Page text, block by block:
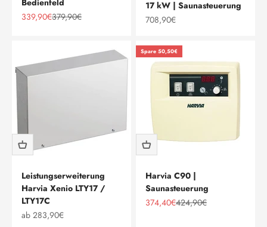
Angebot
339,90€Regulärer Preis
379,90€
17 kW | Saunasteuerung
Angebot
708,90€
Leistungserweiterung
Harvia Xenio LTY17 /
LTY17C
Angebot
ab 283,90€
Spare 50,50€
Harvia C90 |
Saunasteuerung
Angebot
374,40€Regulärer Preis
424,90€